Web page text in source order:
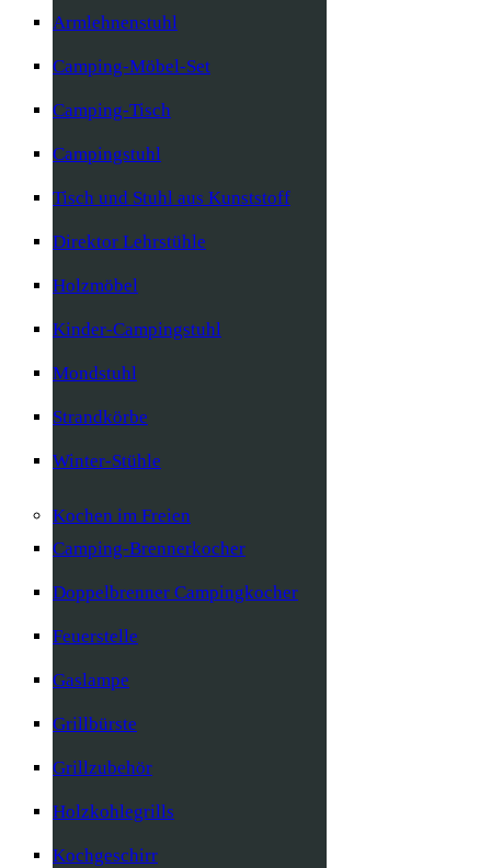
Armlehnenstuhl
Camping-Möbel-Set
Camping-Tisch
Campingstuhl
Tisch und Stuhl aus Kunststoff
Direktor Lehrstühle
Holzmöbel
Kinder-Campingstuhl
Mondstuhl
Strandkörbe
Winter-Stühle
Kochen im Freien
Camping-Brennerkocher
Doppelbrenner Campingkocher
Feuerstelle
Gaslampe
Grillbürste
Grillzubehör
Holzkohlegrills
Kochgeschirr